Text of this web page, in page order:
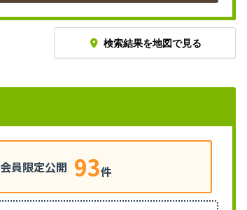
検索結果を地図で見る
会員限定公開 93件